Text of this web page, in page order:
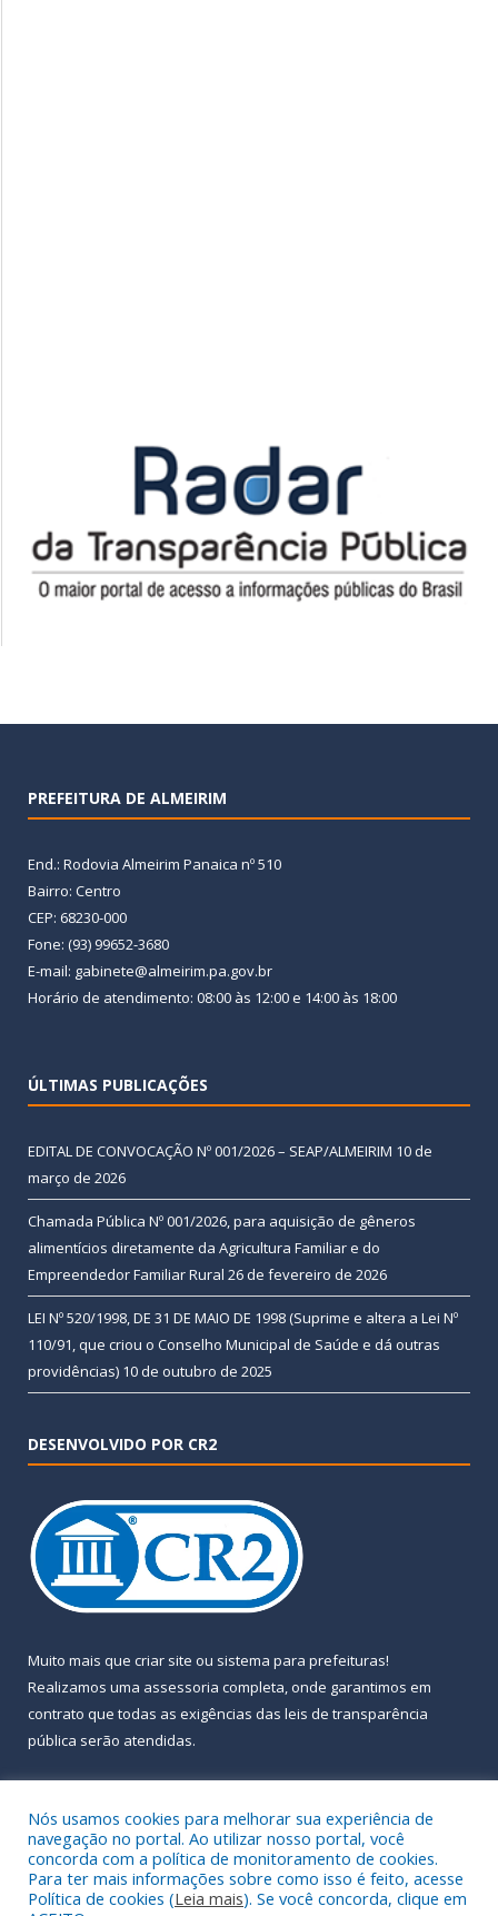
PREFEITURA DE ALMEIRIM
End.: Rodovia Almeirim Panaica nº 510
Bairro: Centro
CEP: 68230-000
Fone: (93) 99652-3680
E-mail: gabinete@almeirim.pa.gov.br
Horário de atendimento: 08:00 às 12:00 e 14:00 às 18:00
ÚLTIMAS PUBLICAÇÕES
EDITAL DE CONVOCAÇÃO Nº 001/2026 – SEAP/ALMEIRIM 10 de
março de 2026
Chamada Pública Nº 001/2026, para aquisição de gêneros
alimentícios diretamente da Agricultura Familiar e do
Empreendedor Familiar Rural 26 de fevereiro de 2026
LEI Nº 520/1998, DE 31 DE MAIO DE 1998 (Suprime e altera a Lei Nº
110/91, que criou o Conselho Municipal de Saúde e dá outras
providências) 10 de outubro de 2025
DESENVOLVIDO POR CR2
Muito mais que criar site ou sistema para prefeituras!
Realizamos uma assessoria completa, onde garantimos em
contrato que todas as exigências das leis de transparência
pública serão atendidas.
Todos os direitos reservados a Prefeitura Municipal de Almeirim.
Nós usamos cookies para melhorar sua experiência de
navegação no portal. Ao utilizar nosso portal, você
concorda com a política de monitoramento de cookies.
Para ter mais informações sobre como isso é feito, acesse
Política de cookies (Leia mais). Se você concorda, clique em